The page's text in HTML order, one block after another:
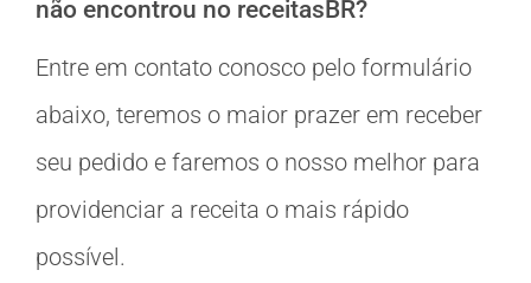
não encontrou no receitasBR?
Entre em contato conosco pelo formulário
abaixo, teremos o maior prazer em receber
seu pedido e faremos o nosso melhor para
providenciar a receita o mais rápido
possível.